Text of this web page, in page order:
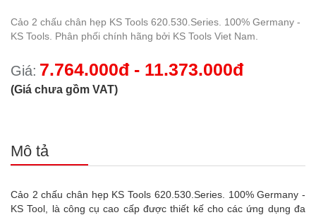
Cảo 2 chấu chân hẹp KS Tools 620.530.Series. 100% Germany -
KS Tools. Phân phối chính hãng bởi KS Tools Viet Nam.
Giá: 7.764.000đ - 11.373.000đ
(Giá chưa gồm VAT)
Mô tả
Cảo 2 chấu chân hẹp KS Tools 620.530.Series. 100% Germany -
KS Tool, là công cụ cao cấp được thiết kế cho các ứng dụng đa